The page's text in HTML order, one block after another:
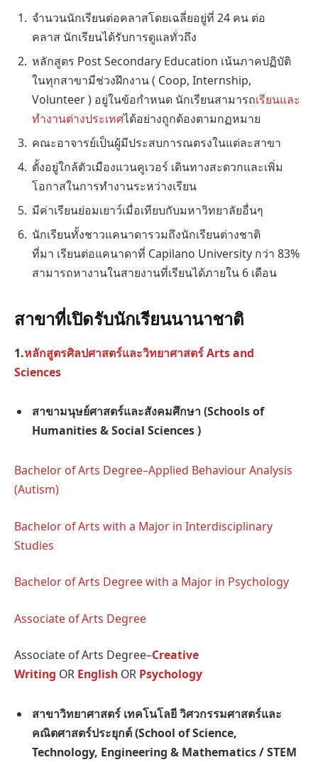
จำนวนนักเรียนต่อคลาสโดยเฉลี่ยอยู่ที่ 24 คน ต่อ
คลาส นักเรียนได้รับการดูแลทั่วถึง
หลักสูตร Post Secondary Education เน้นภาคปฏิบัติ
ในทุกสาขามีช่วงฝึกงาน ( Coop, Internship,
Volunteer ) อยู่ในข้อกำหนด นักเรียนสามารถเรียนและ
ทำงานต่างประเทศได้อย่างถูกต้องตามกฏหมาย
คณะอาจารย์เป็นผู้มีประสบการณตรงในแต่ละสาขา
ตั้งอยู่ใกล้ตัวเมืองแวนคูเวอร์ เดินทางสะดวกและเพิ่ม
โอกาสในการทำงานระหว่างเรียน
มีค่าเรียนย่อมเยาว์เมื่อเทียบกับมหาวิทยาลัยอื่นๆ
นักเรียนทั้งชาวแคนาดารวมถึงนักเรียนต่างชาติ
ที่มา เรียนต่อแคนาดาที่ Capilano University กว่า 83%
สามารถหางานในสายงานที่เรียนได้ภายใน 6 เดือน
สาขาที่เปิดรับนักเรียนนานาชาติ
1.หลักสูตรศิลปศาสตร์และวิทยาศาสตร์Arts and
Sciences
สาขามนุษย์ศาสตร์และสังคมศึกษา (Schools of
Humanities & Social Sciences )
Bachelor of Arts Degree–Applied Behaviour Analysis
(Autism)
Bachelor of Arts with a Major in Interdisciplinary
Studies
Bachelor of Arts Degree with a Major in Psychology
Associate of Arts Degree
Associate of Arts Degree–Creative
Writing OR English OR Psychology
สาขาวิทยาศาสตร์ เทคโนโลยีวิศวกรรมศาสตร์และ
คณิตศาสตร์ประยุกต์(School of Science,
Technology, Engineering & Mathematics / STEM